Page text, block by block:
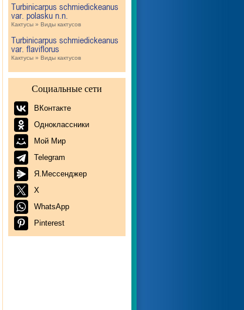
Turbinicarpus schmiedickeanus
var. polasku n.n.
Кактусы » Виды кактусов
Turbinicarpus schmiedickeanus
var. flaviflorus
Кактусы » Виды кактусов
Социальные сети
ВКонтакте
Одноклассники
Мой Мир
Telegram
Я.Мессенджер
X
WhatsApp
Pinterest